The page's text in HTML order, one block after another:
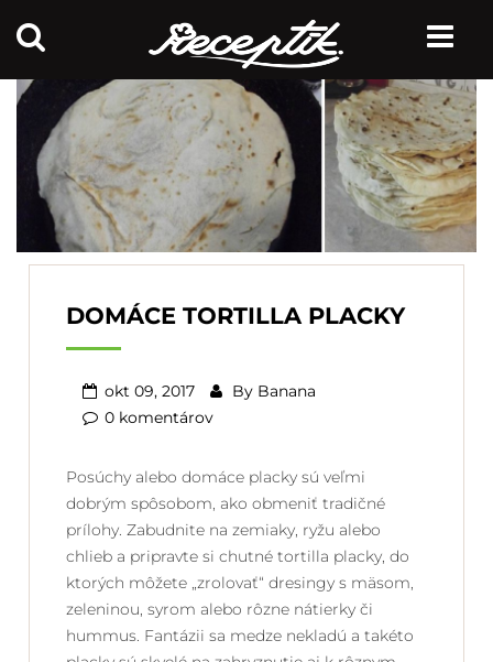
DOMÁCE TORTILLA PLACKY
okt 09, 2017 By Banana
0 komentárov
Posúchy alebo domáce placky sú veľmi
dobrým spôsobom, ako obmeniť tradičné
prílohy. Zabudnite na zemiaky, ryžu alebo
chlieb a pripravte si chutné tortilla placky, do
ktorých môžete „zrolovať“ dresingy s mäsom,
zeleninou, syrom alebo rôzne nátierky či
hummus. Fantázii sa medze nekladú a takéto